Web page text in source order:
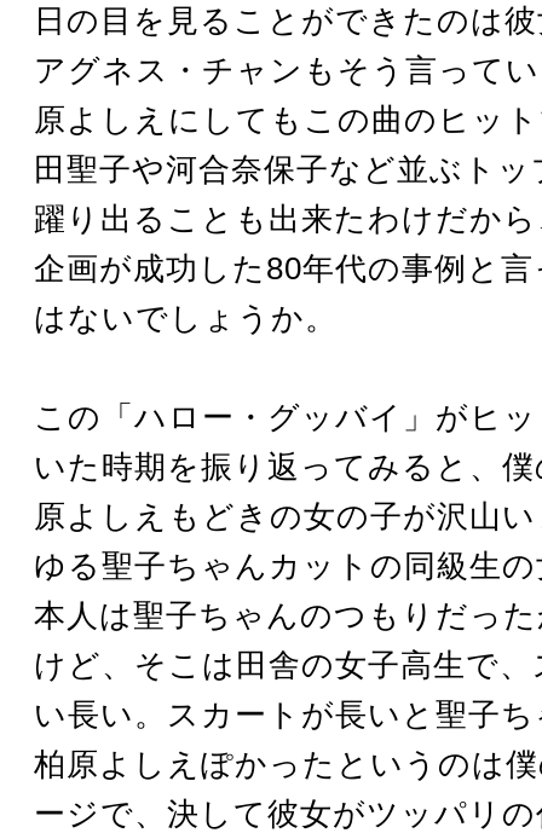
日の目を見ることができたのは
アグネス・チャンもそう言って
原よしえにしてもこの曲のヒッ
田聖子や河合奈保子など並ぶト
躍り出ることも出来たわけだか
企画が成功した80年代の事例と
はないでしょうか。
この「ハロー・グッバイ」がヒ
いた時期を振り返ってみると、
原よしえもどきの女の子が沢山
ゆる聖子ちゃんカットの同級生
本人は聖子ちゃんのつもりだっ
けど、そこは田舎の女子高生で
い長い。スカートが長いと聖子
柏原よしえぽかったというのは
ージで、決して彼女がツッパリ